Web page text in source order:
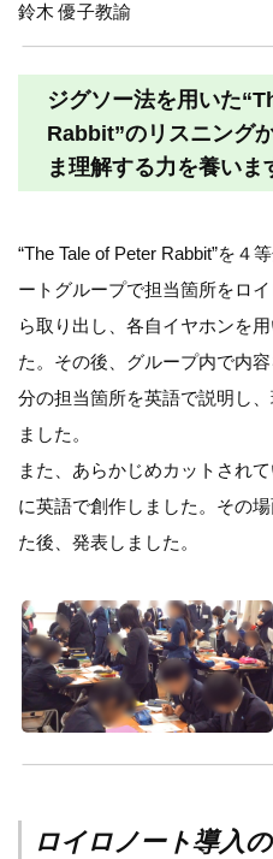
鈴木 優子教諭
ジグソー法を用いた
Rabbit”のリスニング
ま理解する力を養いま
“The Tale of Peter Rabbit”を４
ートグループで担当箇所をロ
ら取り出し、各自イヤホンを
た。その後、グループ内で内
分の担当箇所を英語で説明し
ました。
また、あらかじめカットされ
に英語で創作しました。その
た後、発表しました。
ロイロノート導入